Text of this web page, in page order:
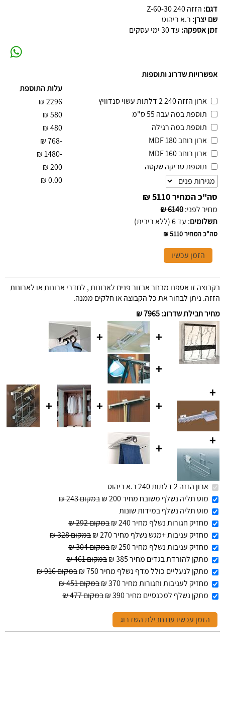
דגם: הזזה 240 Z-60-30
שם יצרן: ר.א ריהוט
זמן אספקה: עד 30 ימי עסקים
אפשרויות שדרוג ותוספות
עלות התוספת
ארון הזזה 240 2 דלתות עשוי סנדוויץ
2296
₪
תוספת במה עבה 55 ס"מ
580
₪
תוספת במה רגילה
480
₪
ארון רוחב 180 MDF
-768
₪
ארון רוחב 160 MDF
-1480
₪
תוספת טריקה שקטה
200
₪
0.00
₪
סה"כ המחיר5110 ₪
מחיר לפני:
6140 ₪
תשלומים: עד 6 (ללא ריבית)
סה"כ המחיר5110 ₪
הזמן עכשיו
בקבוצה זו אספנו מבחר אבזור פנים לארונות , לחדרי ארונות או לארונות
הזזה. ניתן לבחור את כל הקבוצה או חלקים ממנה.
מחיר חבילת שדרוג:
7965 ₪
+
+
+
+
+
+
+
+
+
ארון הזזה 2 דלתות 240 ר.א ריהוט
מוט תליה נשלף משובח מחיר 200 ₪
במקום 243 ₪
מוט תליה נשלף במידות שונות
מחזיק חגורות נשלף מחיר 240 ₪
במקום 292 ₪
מחזיק עניבות +מגש נשלף מחיר 270 ₪
במקום 328 ₪
מחזיק עניבות נשלף מחיר 250 ₪
במקום 304 ₪
מתקן להורדת בגדים מחיר 385 ₪
במקום 461 ₪
מתקן לנעליים כולל מדף נשלף מחיר 750 ₪
במקום 916 ₪
מחזיק לעניבות וחגורות מחיר 370 ₪
במקום 451 ₪
מתקן נשלף למכנסיים מחיר 390 ₪
במקום 477 ₪
הזמן עכשיו עם חבילת השדרוג